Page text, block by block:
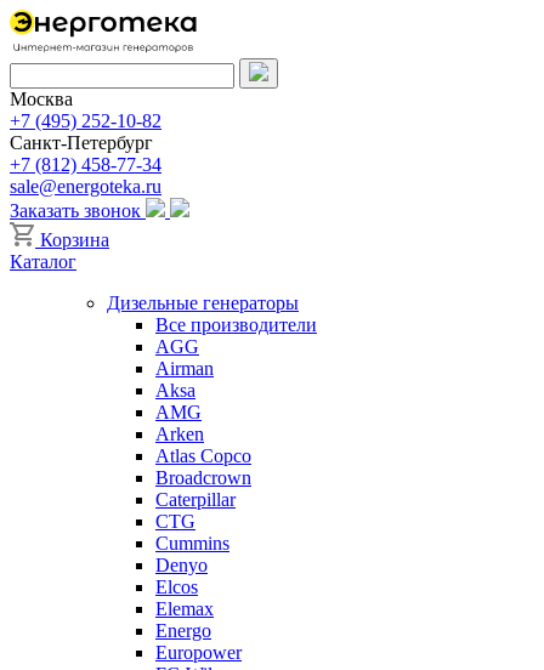
Москва
+7 (495) 252-10-82
Санкт-Петербург
+7 (812) 458-77-34
sale@energoteka.ru
Заказать звонок
Корзина
Каталог
Дизельные генераторы
Все производители
AGG
Airman
Aksa
AMG
Arken
Atlas Copco
Broadcrown
Caterpillar
CTG
Cummins
Denyo
Elcos
Elemax
Energo
Europower